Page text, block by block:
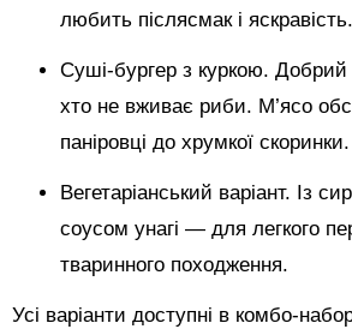
любить післясмак і яскравість.
Суші-бургер з куркою. Добрий
хто не вживає риби. М’ясо
паніровці до хрумкої скоринки.
Вегетаріанський варіант. Із
соусом унагі — для легкого
тваринного походження.
Усі варіанти доступні в комбо-